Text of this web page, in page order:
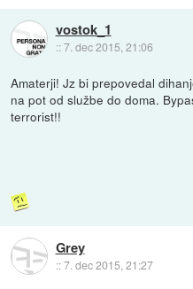
vostok_1
::7. dec 2015, 21:06
Amaterji! Jz bi prepovedal
na pot od službe do doma.
terrorist!!
Grey
::7. dec 2015, 21:27